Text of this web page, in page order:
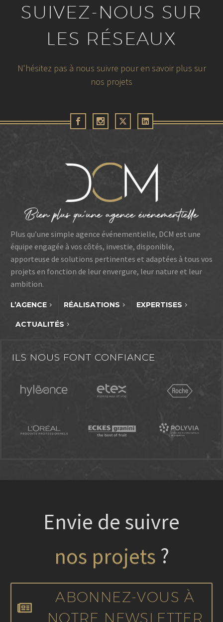
TRICOFLEX – Incarner la promesse de
marque
SUIVEZ-NOUS SUR
LES RÉSEAUX
N'hésitez pas à nous suivre pour en savoir plus sur
nos projets
Plus qu’une simple agence événementielle, DCM est une
équipe engagée à vos côtés, investie, disponible,
apporteuse de solutions pertinentes et adaptées à tous vos
projets en fonction de leur envergure, leur nature et leur
ambition.
L’AGENCE RÉALISATIONS EXPERTISES
ACTUALITÉS
ILS NOUS FONT CONFIANCE
Envie de suivre
nos projets ?
ABONNEZ-VOUS À
NOTRE NEWSLETTER